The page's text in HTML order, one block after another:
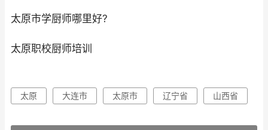
太原市学厨师哪里好?
太原职校厨师培训
太原 大连市 太原市 辽宁省 山西省